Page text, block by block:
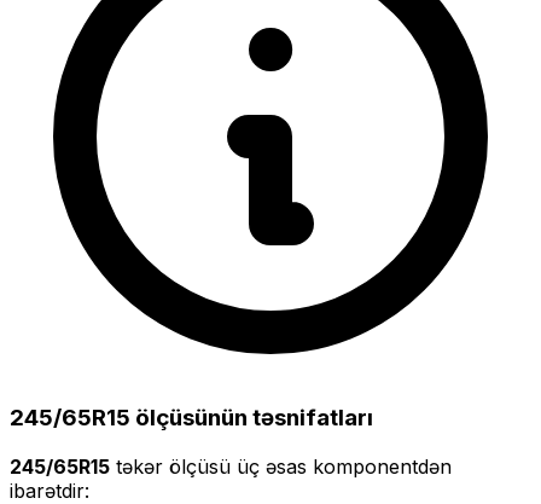
245/65R15 ölçüsünün təsnifatları
245/65R15 təkər ölçüsü üç əsas komponentdən
ibarətdir: